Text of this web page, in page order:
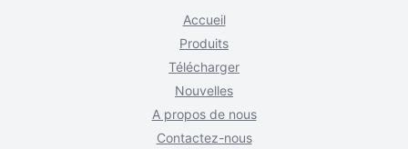
Accueil
Produits
Télécharger
Nouvelles
A propos de nous
Contactez-nous